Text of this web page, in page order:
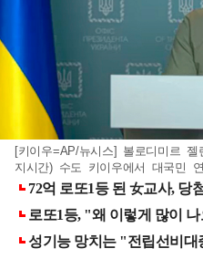
[키이우=AP/뉴시스] 볼로디미르
지시간) 수도 키이우에서 대국민